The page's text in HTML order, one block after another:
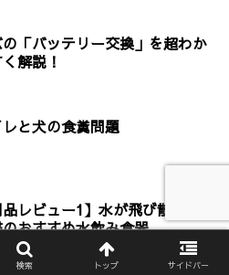
「バッテリー交換」を超わか
解説！
と犬の食糞問題
品レビュー1】水が飛び散らな
おすすめ水飲み食器
検索 トップ サイドバー